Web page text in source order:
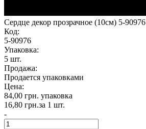
Сердце декор прозрачное (10см) 5-90976
Код:
5-90976
Упаковка:
5 шт.
Продажа:
Продается упаковками
Цена:
84,00 грн. упаковка
16,80 грн.за 1 шт.
-